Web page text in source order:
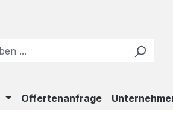
Offertenanfrage